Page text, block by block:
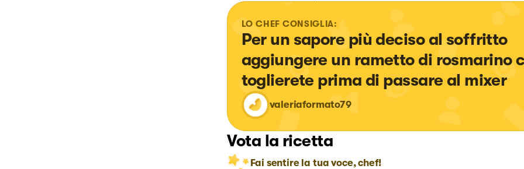
LO CHEF CONSIGLIA:
Per un sapore più deciso al soffritto
aggiungere un rametto di rosmarino
toglierete prima di passare al mixer
valeriaformato79
Vota la ricetta
Fai sentire la tua voce, chef!